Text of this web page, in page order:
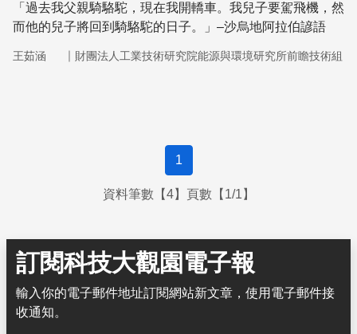
「過去我父親騎駱駝，現在我開轎車。我兒子要駕飛機，然
而他的兒子將回到騎駱駝的日子。」–沙烏地阿拉伯諺語
王茹涵 ｜ 財團法人工業技術研究院能源與環境研究所前瞻技術組
1
資料筆數【4】頁數【1/1】
訂閱科技大觀園電子報
輸入你的電子郵件地址訂閱網站新文章，使用電子郵件接
收通知。